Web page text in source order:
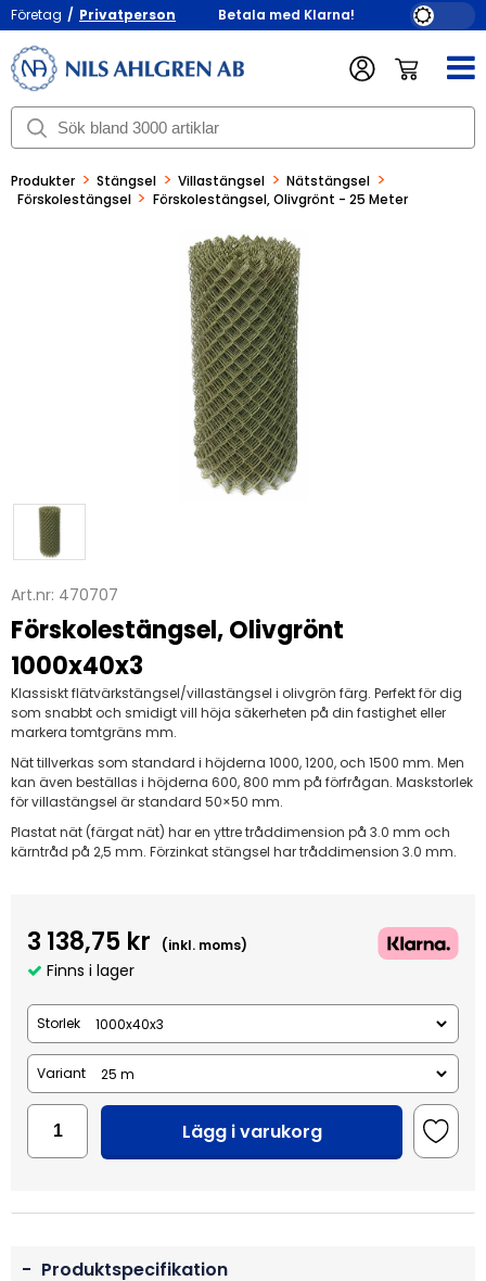
Företag / Privatperson Betala med Klarna!
Produkter > Stängsel > Villastängsel > Nätstängsel >
Förskolestängsel > Förskolestängsel, Olivgrönt - 25 Meter
Art.nr: 470707
Förskolestängsel, Olivgrönt
1000x40x3
Klassiskt flätvärkstängsel/villastängsel i olivgrön färg. Perfekt för dig
som snabbt och smidigt vill höja säkerheten på din fastighet eller
markera tomtgräns mm.
Nät tillverkas som standard i höjderna 1000, 1200, och 1500 mm. Men
kan även beställas i höjderna 600, 800 mm på förfrågan. Maskstorlek
för villastängsel är standard 50×50 mm.
Plastat nät (färgat nät) har en yttre tråddimension på 3.0 mm och
kärntråd på 2,5 mm. Förzinkat stängsel har tråddimension 3.0 mm.
3 138,75 kr (inkl. moms)
Finns i lager
Storlek
Variant
Lägg i varukorg
- Produktspecifikation